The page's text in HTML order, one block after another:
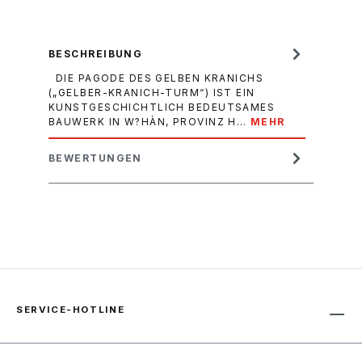
BESCHREIBUNG
DIE PAGODE DES GELBEN KRANICHS
(„GELBER-KRANICH-TURM“) IST EIN
KUNSTGESCHICHTLICH BEDEUTSAMES
BAUWERK IN W?HÀN, PROVINZ H… MEHR
BEWERTUNGEN
SERVICE-HOTLINE